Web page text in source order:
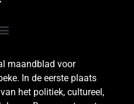
maandblad voor
In de eerste plaats
het politiek, cultureel,